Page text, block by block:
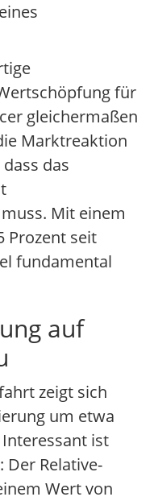
für
gleichermaßen
Marktreaktion
das
Mit einem
Prozent seit
fundamental
auf
zeigt sich
um etwa
ist
Der Relative-
Wert von